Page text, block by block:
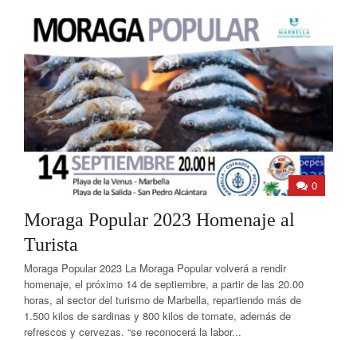
0
Moraga Popular 2023 Homenaje al
Turista
Moraga Popular 2023 La Moraga Popular volverá a rendir
homenaje, el próximo 14 de septiembre, a partir de las 20.00
horas, al sector del turismo de Marbella, repartiendo más de
1.500 kilos de sardinas y 800 kilos de tomate, además de
refrescos y cervezas. “se reconocerá la labor...